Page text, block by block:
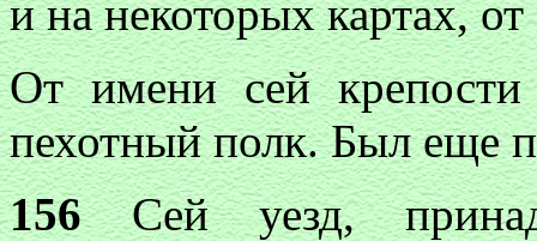
и на некоторых картах,
От имени сей крепости
пехотный полк. Был еще
156Сей уезд,